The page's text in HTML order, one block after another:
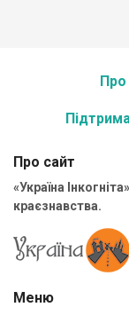
Про
Про сайт
«Україна
краєзнавства.
Меню